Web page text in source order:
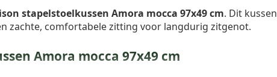
stapelstoelkussen Amora mocca 97x49 cm. Dit kussen
zachte, comfortabele zitting voor langdurig zitgenot.
Amora mocca 97x49 cm